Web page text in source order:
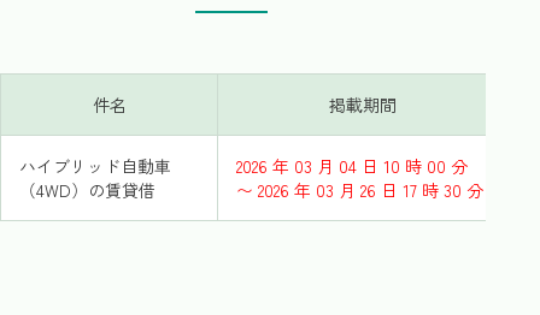
件名 掲載期間
ハイブリッド自動車
（4WD）の賃貸借
2026 年 03 月 04 日 10 時 00 分
〜 2026 年 03 月 26 日 17 時 30 分